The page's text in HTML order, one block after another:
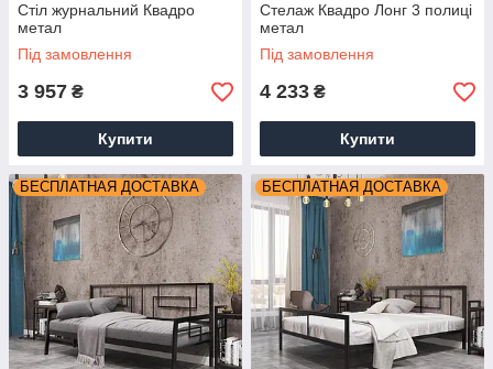
Стіл журнальний Квадро
метал
Під замовлення
3 957 ₴
Купити
Стелаж Квадро Лонг 3 полиці
метал
Під замовлення
4 233 ₴
Купити
БЕСПЛАТНАЯ ДОСТАВКА БЕСПЛАТНАЯ ДОСТАВКА